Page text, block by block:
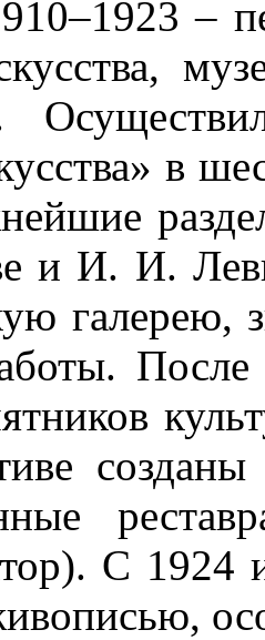
–
в
и И. И.
галерею,
С 1924